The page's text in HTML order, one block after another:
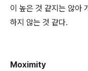
이 높은 것 같지는 않아
하지 않는 것 같다.
Moximity